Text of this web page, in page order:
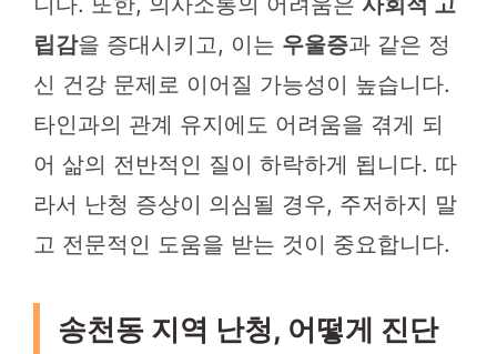
립감을 증대시키고, 이는 우울증과 같은 정
신 건강 문제로 이어질 가능성이 높습니다.
타인과의 관계 유지에도 어려움을 겪게 되
어 삶의 전반적인 질이 하락하게 됩니다. 따
라서 난청 증상이 의심될 경우, 주저하지 말
고 전문적인 도움을 받는 것이 중요합니다.
송천동 지역 난청, 어떻게 진단